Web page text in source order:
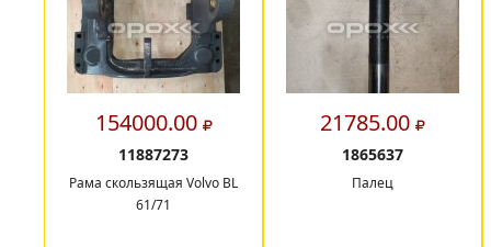
154000.00
11887273
Рама скользящая Volvo BL
61/71
21785.00
1865637
Палец